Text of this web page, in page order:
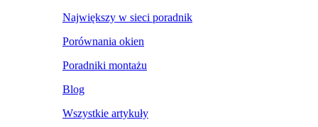
Największy w sieci poradnik
Porównania okien
Poradniki montażu
Blog
Wszystkie artykuły